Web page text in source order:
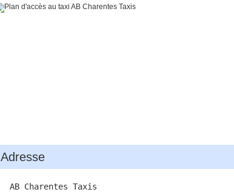
Adresse
AB Charentes Taxis